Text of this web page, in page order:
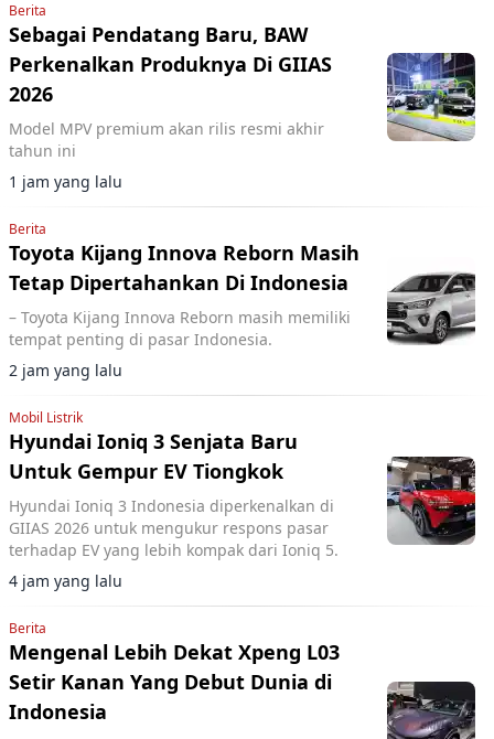
Berita
Sebagai Pendatang Baru, BAW
Perkenalkan Produknya Di GIIAS
2026
Model MPV premium akan rilis resmi akhir
tahun ini
1 jam yang lalu
Berita
Toyota Kijang Innova Reborn Masih
Tetap Dipertahankan Di Indonesia
– Toyota Kijang Innova Reborn masih memiliki
tempat penting di pasar Indonesia.
2 jam yang lalu
Mobil Listrik
Hyundai Ioniq 3 Senjata Baru
Untuk Gempur EV Tiongkok
Hyundai Ioniq 3 Indonesia diperkenalkan di
GIIAS 2026 untuk mengukur respons pasar
terhadap EV yang lebih kompak dari Ioniq 5.
4 jam yang lalu
Berita
Mengenal Lebih Dekat Xpeng L03
Setir Kanan Yang Debut Dunia di
Indonesia